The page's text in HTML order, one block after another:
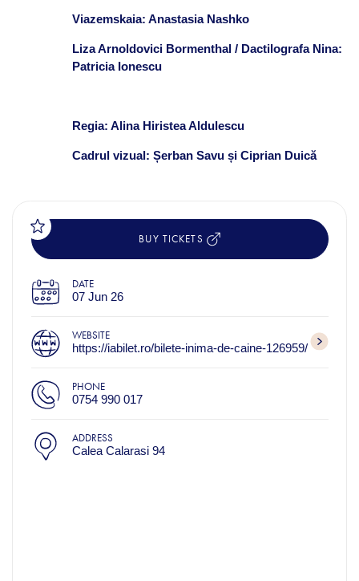
Viazemskaia: Anastasia Nashko
Liza Arnoldovici Bormenthal / Dactilografa Nina:
Patricia Ionescu
Regia: Alina Hiristea Aldulescu
Cadrul vizual: Șerban Savu și Ciprian Duică
BUY TICKETS
DATE
07 Jun 26
WEBSITE
https://iabilet.ro/bilete-inima-de-caine-126959/
PHONE
0754 990 017
ADDRESS
Calea Calarasi 94